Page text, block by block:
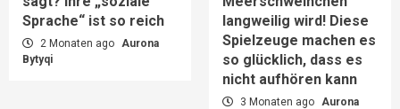
Sprache“ ist so reich
2 Monaten ago Aurona
Bytyqi
langweilig wird! Diese
Spielzeuge machen es
so glücklich, dass es
nicht aufhören kann
3 Monaten ago Aurona